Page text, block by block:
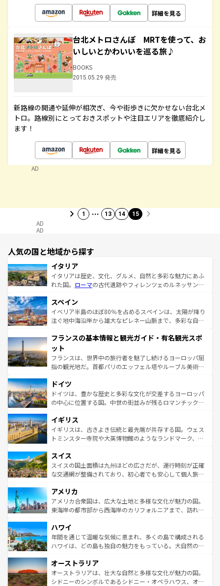
詳細を見る
台北メトロさんぽ MRTを使って、お
いしいとかわいいを巡る旅♪
BOOKS
2015.05.29 発売
新路線の開通や延伸が相次ぎ、今や街歩きに欠かせない台北メ
トロ。路線別にとっておきスポットや注目エリアを徹底紹介し
ます！
詳細を見る
AD
1 … 13 14 15
AD
AD
人気の国と地域から探す
イタリア
イタリアは歴史、文化、グルメ、自然と多彩な魅力にあふ
れた国。 ローマの古代遺跡やフィレンツェのルネッサンス
ろん、トスカーナの美しい田園風景やアマルフィ海岸の絶
景など、自然景観も見逃せない。観光の合間には、本場の
ピザやパスタなど、絶品のイタリア料理を堪能することも
ませてくれるイタリアで、忘れられない旅をしてみよう！
なお、新着のイタリア情報は
しい。
スペイン
イベリア半島のほぼ80％を占めるスペインは、太陽が降り
注ぐ地中海沿岸から雄大なピレネー山脈まで、多彩な自然
文化が根付くこの国では、情熱的なフラメンコ、熱気あふ
れる闘牛、そして美味しいタパスが生活の一部となってい
る。首都マドリードの洗練された雰囲気や、バルセロナの
アートに溢れた街角から、地方では古代ローマ遺跡や中世
せる。地方によって風土や気候が異なるスペインはその個
性で訪れる人を魅了する。 なお、新着のスペイン情報は コ
ンテンツ一覧を参照してほしい。
フランスの基本情報と観光ガイド・有名観光スポ
ット
フランスは、世界中の旅行者を魅了し続けるヨーロッパ屈
指の観光地だ。首都パリのエッフェル塔やルーブル美術館
で、幅広い魅力が詰まっている。華麗な宮殿、歴史的な大
聖堂、美しいビーチ、そして豊かな自然が、訪れる者を心
から魅了する。また、フランスは美食の国としても知ら
いる。シャンパンの発祥地であるランス、プロヴァンスの
香り高いラベンダー畑など、多彩な楽しみ方が可能だ。さ
らに、パリ以外の地域にも魅力が溢れており、どの街角に
れる地方に足を運ぶとそれぞれで全く異なる文化を体験で
きるだろう。 なお、新着のフランス情報はコンテンツ一覧
を参照してほしい。
ドイツ
ドイツは、豊かな歴史と多彩な文化が交差するヨーロッパ
の中心に位置する国。中世の街並みが残るロマンチック街
顔を持つこの国は、どこを歩いても飽きることがない。ベ
ルリンの文化的活気、バイエルン州のアルプスの絶景、そ
してライン川沿いのワイン畑といった風景は必見。ビール
は、お酒好きな人にはぜひ体験してほしい。 なお、新着の
ドイツ情報はコンテンツ一覧を参照してほしい。
イギリス
イギリスは、古きよき伝統と最先端が共存する国。ウェス
トミンスター寺院や大英博物館のようなランドマーク、歴
リアごとに異なる魅力がある。また、優雅なアフタヌーン
ティー、ビール好きにはたまらない英国パブ、サッカー観
戦など、本場だからこそできる体験も豊富。イギリスを旅
ンツ一覧を参照してほしい。
スイス
スイスの国土面積は九州ほどの広さだが、運行時刻が正確
な交通網が整備されており、初心者でも安心して個人旅行
の建物がそのまま残る町や、スイスならではのユニークな
博物館もあり、アルプス観光だけでなく町歩きも満喫する
ことができる。国民の所得が高いため物価も高いが、旅行
ば市内交通費無料で観光を楽しむこともできる。 なお、新
着のスイス情報はコンテンツ一覧 を参照してほしい。
アメリカ
アメリカ合衆国は、広大な土地と多様な文化が魅力の国。
東海岸の都市部から西海岸のカリフォルニアまで、訪れる
のような巨大都市は、観光、ショッピング、エンターテイ
ンメントが詰まった刺激的なスポットだ。一方、アメリカ
西部には大自然が広がり、グランドキャニオンやイエロー
部のニューオーリンズでは、音楽と美食が融合した独特の
文化が魅力。旅行者はアメリカの各地域で異なる魅力を楽
しみながら、その多様性と豊かな歴史を感じることができ
ハワイ
年間を通じて温暖な気候に恵まれ、多くの島で構成される
ハワイは、どの島も独自の魅力をもっている。大自然の神
ワイ島は見逃せない。また、定番の観光地といえばオアフ
島だが、静かな自然を求めるならマウイ島やカウアイ島が
おすすめ。エメラルドグリーンに輝く海をはじめ、豊かな
オーストラリア
オーストラリアは、壮大な自然と多様な文化が魅力の国。
シドニーのシンボルであるシドニー・オペラハウス、オー